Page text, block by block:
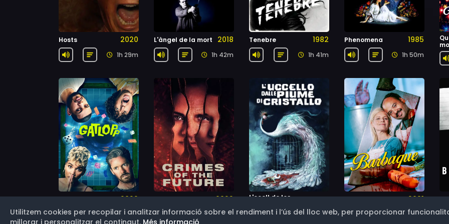
Hosts 2020
1h 29m
L'àngel de la mort 2018
1h 42m
Tenebre 1982
1h 41m
Phenomena 1985
1h 50m
Gatlopp 2022
1h 20m
Crims del futur 2022
1h 47m
L'ocell de les
Barbaque 2021
1h 28m
Utilitzem cookies per recopilar i analitzar informació sobre el rendiment i l’ús del lloc web, per proporcionar
millorar i personalitzar el contingut. Més informació